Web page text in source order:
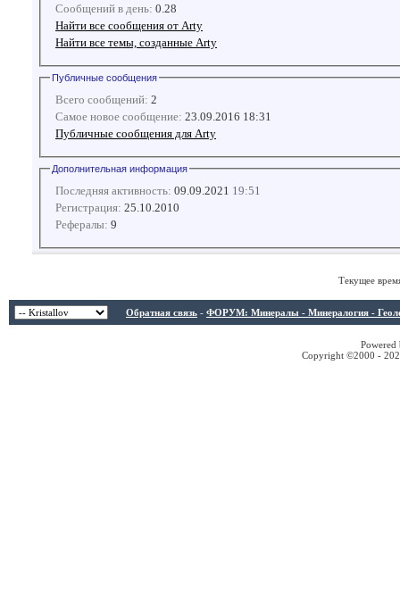
Сообщений в день: 0.28
Найти все сообщения от Arty
Найти все темы, созданные Arty
Публичные сообщения
Всего сообщений: 2
Самое новое сообщение: 23.09.2016 18:31
Публичные сообщения для Arty
Дополнительная информация
Последняя активность: 09.09.2021 19:51
Регистрация: 25.10.2010
Рефералы: 9
Текущее
Обратная связь - ФОРУМ: Минералы - Минералогия -
Copyright ©2000 -